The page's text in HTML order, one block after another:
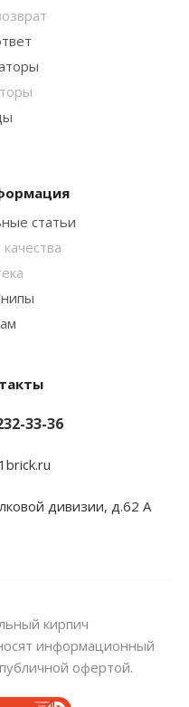
статьи
33-36
дивизии, д.62 А
кирпич
информационный
офертой.